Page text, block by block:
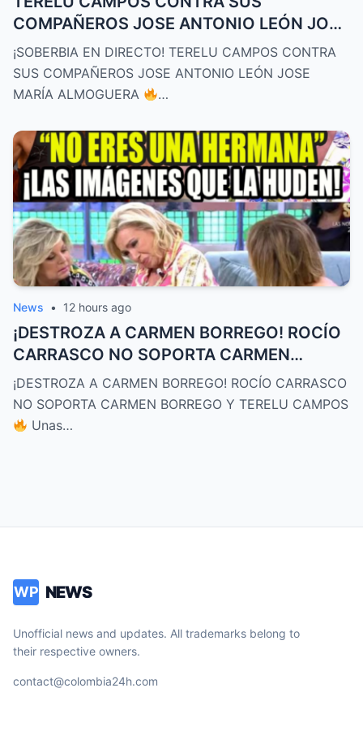
COMPAÑEROS JOSE ANTONIO LEÓN JOSE
MARÍA ALMOGUERA
¡SOBERBIA EN DIRECTO! TERELU CAMPOS CONTRA
SUS COMPAÑEROS JOSE ANTONIO LEÓN JOSE
MARÍA ALMOGUERA
…
News • 12 hours ago
¡DESTROZA A CARMEN BORREGO! ROCÍO
CARRASCO NO SOPORTA CARMEN
BORREGO Y TERELU CAMPOS
¡DESTROZA A CARMEN BORREGO! ROCÍO CARRASCO
NO SOPORTA CARMEN BORREGO Y TERELU CAMPOS
Unas…
WP NEWS
Unofficial news and updates. All trademarks belong to
their respective owners.
contact@colombia24h.com